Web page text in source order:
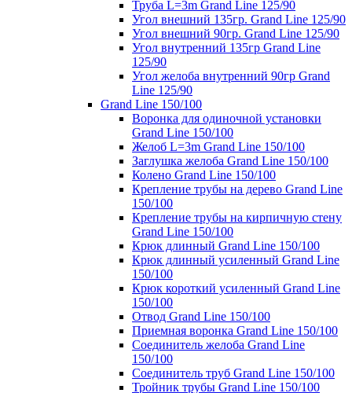
Труба L=3m Grand Line 125/90
Угол внешний 135гр. Grand Line 125/90
Угол внешний 90гр. Grand Line 125/90
Угол внутренний 135гр Grand Line
125/90
Угол желоба внутренний 90гр Grand
Line 125/90
Grand Line 150/100
Воронка для одиночной установки
Grand Line 150/100
Желоб L=3m Grand Line 150/100
Заглушка желоба Grand Line 150/100
Колено Grand Line 150/100
Крепление трубы на дерево Grand Line
150/100
Крепление трубы на кирпичную стену
Grand Line 150/100
Крюк длинный Grand Line 150/100
Крюк длинный усиленный Grand Line
150/100
Крюк короткий усиленный Grand Line
150/100
Отвод Grand Line 150/100
Приемная воронка Grand Line 150/100
Соединитель желоба Grand Line
150/100
Соединитель труб Grand Line 150/100
Тройник трубы Grand Line 150/100